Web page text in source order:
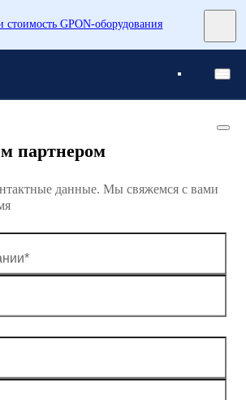
партнером
данные. Мы свяжемся с вами
стоимость GPON-оборудования